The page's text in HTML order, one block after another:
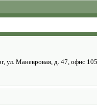
ул. Маневровая, д. 47, офис 105